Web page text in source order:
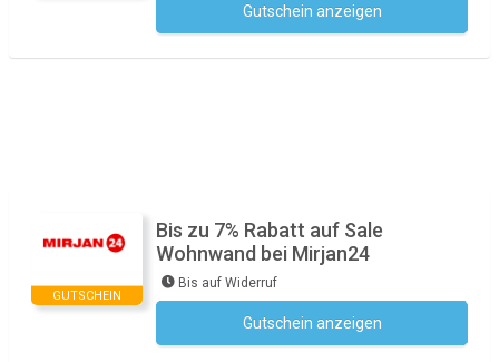
Gutschein anzeigen
GUTSCHEIN
Bis zu 7% Rabatt auf Sale
Wohnwand bei Mirjan24
Bis auf Widerruf
Gutschein anzeigen